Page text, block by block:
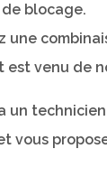
de blocage.
une
est venu de
un
vous